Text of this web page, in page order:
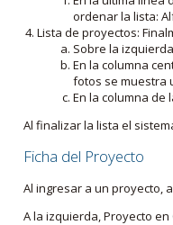
ordenar la lista:
Lista de proyectos:
Sobre la
En la columna
fotos se muestra
En la columna de
Al finalizar la lista el
Ficha del Proyecto
Al ingresar a un proyecto,
A la izquierda, Proyecto en